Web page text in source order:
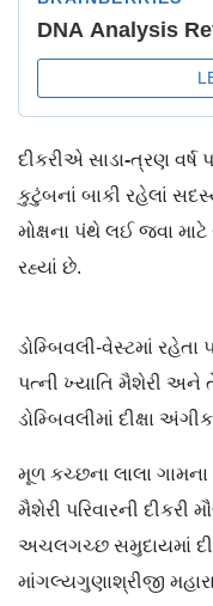
દીકરીએ સાડા-ત્રણ વર્ષ
કુટુંબનાં બાકી રહેલાં
મોક્ષના પંથે લઈ જવા
રહ્યાં છે.
ડોમ્બિવલી-વેસ્ટમાં રહેતા
પત્ની ખ્યાતિ મૈશેરી અને
ડોમ્બિવલીમાં દીક્ષા
મૂળ કચ્છના લાલા
મૈશેરી પરિવારની દીકરી
અચલગચ્છ સમુદાયમાં
માંગલ્યગુણાશ્રીજી